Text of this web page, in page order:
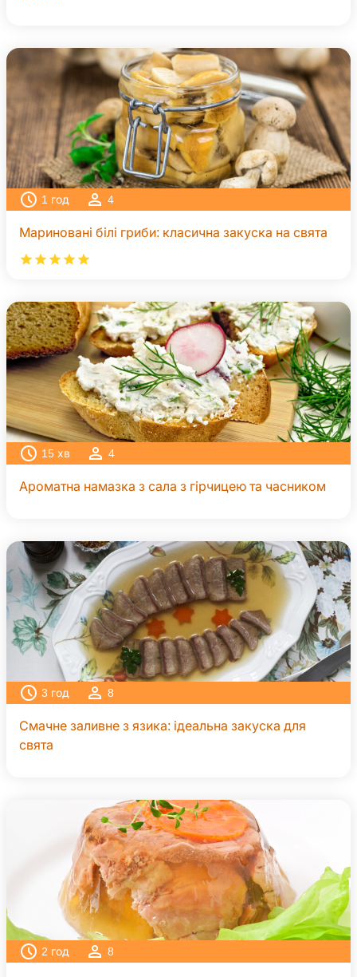
1 год 4
Мариновані білі гриби: класична закуска на свята
15 хв 4
Ароматна намазка з сала з гірчицею та часником
3 год 8
Смачне заливне з язика: ідеальна закуска для
свята
2 год 8